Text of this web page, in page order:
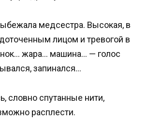
медсестра. Высокая, в
лицом и тревогой в
жара… машина… — голос
запинался…
словно спутанные нити,
расплести.